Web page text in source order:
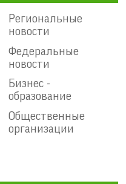
Региональные
новости
Федеральные
новости
Бизнес -
образование
Общественные
организации